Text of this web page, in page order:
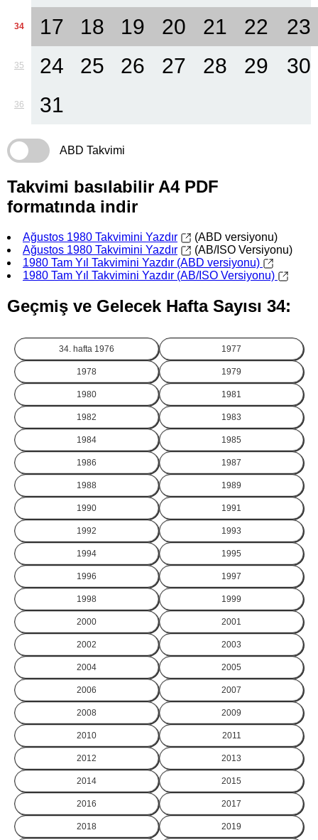
34 17 18 19 20 21 22 23
35 24 25 26 27 28 29 30
36 31
ABD Takvimi
Takvimi basılabilir A4 PDF
formatında indir
Ağustos 1980 Takvimini Yazdır
(ABD versiyonu)
Ağustos 1980 Takvimini Yazdır
(AB/ISO Versiyonu)
1980 Tam Yıl Takvimini Yazdır (ABD versiyonu)
1980 Tam Yıl Takvimini Yazdır (AB/ISO Versiyonu)
Geçmiş ve Gelecek Hafta Sayısı 34:
34. hafta 1976 1977
1978 1979
1980 1981
1982 1983
1984 1985
1986 1987
1988 1989
1990 1991
1992 1993
1994 1995
1996 1997
1998 1999
2000 2001
2002 2003
2004 2005
2006 2007
2008 2009
2010 2011
2012 2013
2014 2015
2016 2017
2018 2019